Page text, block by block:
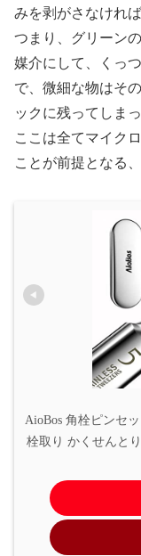
みを剥がさなけれ
つまり、グリーン
媒介にして、くっ
で、微細な物はそ
ックに残ってしま
ここは全てマイク
ことが前提となる
AioBos 角栓ピンセ
栓取り かくせんと